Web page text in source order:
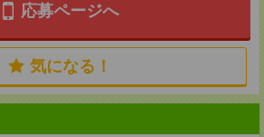
応募ページへ
気になる！